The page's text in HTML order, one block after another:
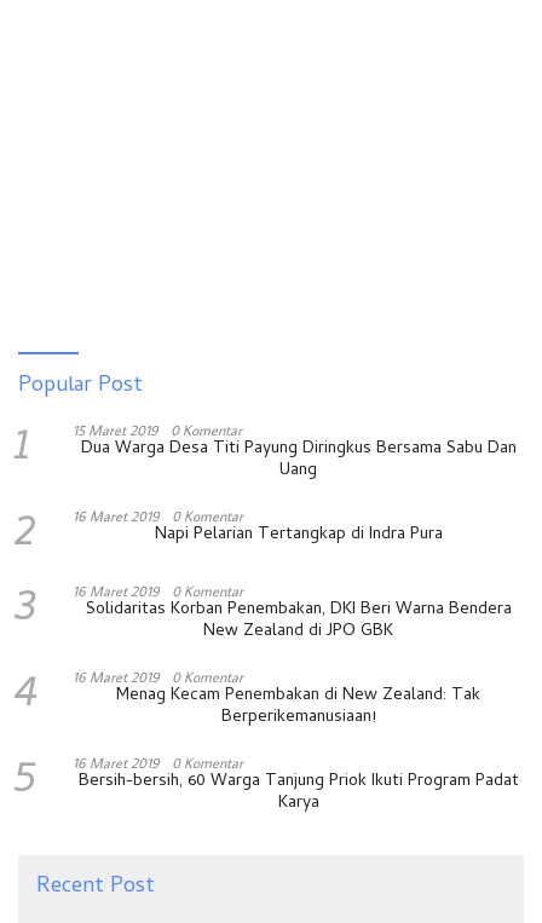
Popular Post
1 15 Maret 2019 0 Komentar
Dua Warga Desa Titi Payung Diringkus Bersama Sabu Dan
Uang
2 16 Maret 2019 0 Komentar
Napi Pelarian Tertangkap di Indra Pura
3 16 Maret 2019 0 Komentar
Solidaritas Korban Penembakan, DKI Beri Warna Bendera
New Zealand di JPO GBK
4 16 Maret 2019 0 Komentar
Menag Kecam Penembakan di New Zealand: Tak
Berperikemanusiaan!
5 16 Maret 2019 0 Komentar
Bersih-bersih, 60 Warga Tanjung Priok Ikuti Program Padat
Karya
Recent Post